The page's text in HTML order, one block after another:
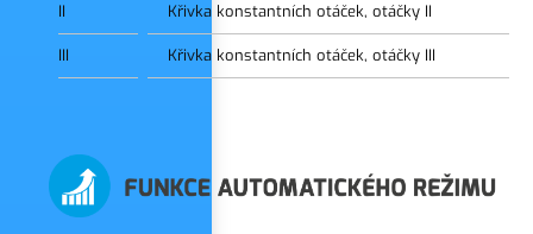
II Křivka konstantních otáček, otáčky II
III Křivka konstantních otáček, otáčky III